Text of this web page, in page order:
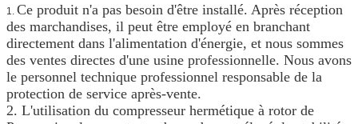
1. Ce produit n'a pas besoin d'être installé. Après réception
des marchandises, il peut être employé en branchant
directement dans l'alimentation d'énergie, et nous sommes
des ventes directes d'une usine professionnelle. Nous avons
le personnel technique professionnel responsable de la
protection de service après-vente.
2. L'utilisation du compresseur hermétique à rotor de